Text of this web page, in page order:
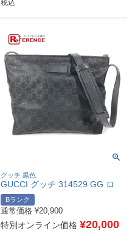
税込
グッチ 黒色
GUCCI グッチ 314529 GG ロ
ゴ 斜め掛け カバン ショルダー
バッグ レザー/ナイロン ユニセ
ックス ブラック 【中古】
Bランク
通常価格 ¥20,900
特別オンライン価格 ¥20,000